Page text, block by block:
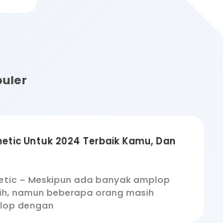
Untuk 2024 Terbaik Kamu, Dan
– Meskipun ada banyak amplop
namun beberapa orang masih
dengan